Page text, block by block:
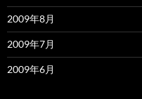
2009年8月
2009年7月
2009年6月